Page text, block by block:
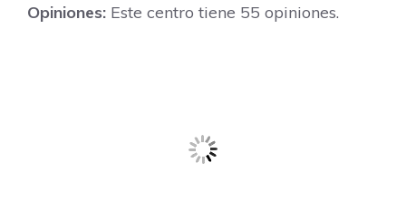
Opiniones: Este centro tiene 55 opiniones.